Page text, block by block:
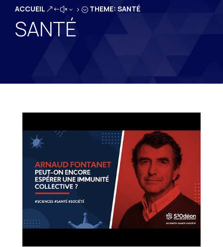
ACCUEIL &#x35; THEME: SANTÉ
SANTÉ